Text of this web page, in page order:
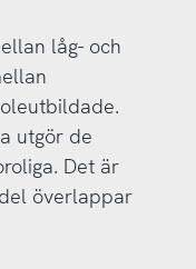
låg- och
utgör de
Det är
överlappar